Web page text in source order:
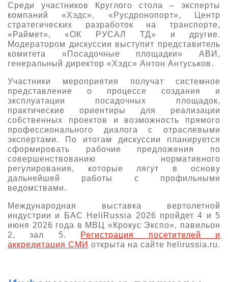
Среди участников Круглого стола – эксперты
компаний «Хэдс», «Русдронопорт», Центр
стратегических разработок на транспорте,
«Раймет», «ОК РУСАЛ ТД» и другие.
Модератором дискуссии выступит представитель
комитета «Посадочные площадки» АВИ,
генеральный директор «Хэдс» Антон Антуськов.
Участники мероприятия получат системное
представление о процессе создания и
эксплуатации посадочных площадок,
практические ориентиры для реализации
собственных проектов и возможность прямого
профессионального диалога с отраслевыми
экспертами. По итогам дискуссии планируется
сформировать рабочие предложения по
совершенствованию нормативного
регулирования, которые лягут в основу
дальнейшей работы с профильными
ведомствами.
Международная выставка вертолетной
индустрии и БАС HeliRussia 2026 пройдет 4 и 5
июня 2026 года в МВЦ «Крокус Экспо», павильон
2, зал 5.
Регистрация посетителей и
аккредитация СМИ открыта на сайте helirussia.ru.